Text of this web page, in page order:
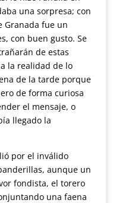
una sorpresa; con
Granada fue un
con buen gusto. Se
de estas
la realidad de lo
de la tarde porque
de forma curiosa
el mensaje, o
llegado la
por el inválido
aunque un
fondista, el torero
una faena